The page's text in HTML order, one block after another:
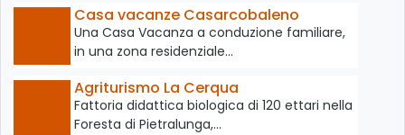
Casa vacanze Casarcobaleno
Una Casa Vacanza a conduzione familiare,
in una zona residenziale…
Agriturismo La Cerqua
Fattoria didattica biologica di 120 ettari nella
Foresta di Pietralunga,…